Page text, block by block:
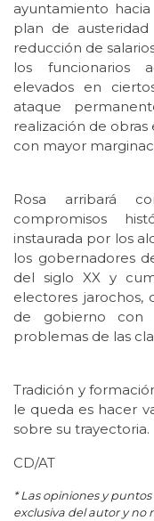
ayuntamiento
plan de
reducción de
los funcionarios
elevados en
ataque
realización de
con mayor
Rosa arribará
compromisos
instaurada por los
los gobernadores
del siglo XX y
electores jarochos,
de gobierno con
problemas de las
Tradición y
le queda es hacer
sobre su trayectoria.
CD/AT
* Las opiniones y
exclusiva del autor y no